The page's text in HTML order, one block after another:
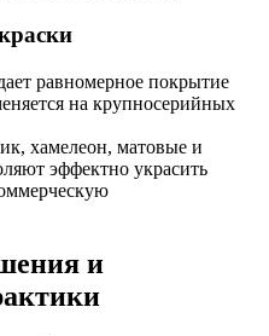
равномерное покрытие
на крупносерийных
хамелеон, матовые и
эффектно украсить
и